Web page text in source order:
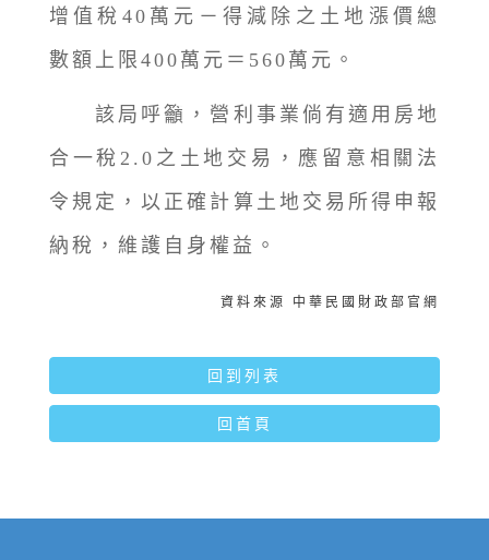
增值稅40萬元－得減除之土地漲價總
數額上限400萬元＝560萬元。
該局呼籲，營利事業倘有適用房地
合一稅2.0之土地交易，應留意相關法
令規定，以正確計算土地交易所得申報
納稅，維護自身權益。
資料來源 中華民國財政部官網
回到列表
回首頁